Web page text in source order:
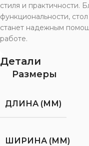
стиля и практичности.
функциональности,
станет надежным
работе.
Детали
Размеры
ДЛИНА (ММ)
ШИРИНА (ММ)